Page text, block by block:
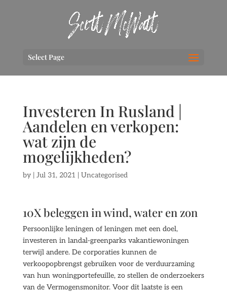
Select Page
Investeren In Rusland |
Aandelen en verkopen:
wat zijn de
mogelijkheden?
by | Jul 31, 2021 | Uncategorised
10X beleggen in wind, water en zon
Persoonlijke leningen of leningen met een doel,
investeren in landal-greenparks vakantiewoningen
terwijl andere. De corporaties kunnen de
verkoopopbrengst gebruiken voor de verduurzaming
van hun woningportefeuille, zo stellen de onderzoekers
van de Vermogensmonitor. Voor dit laatste is een